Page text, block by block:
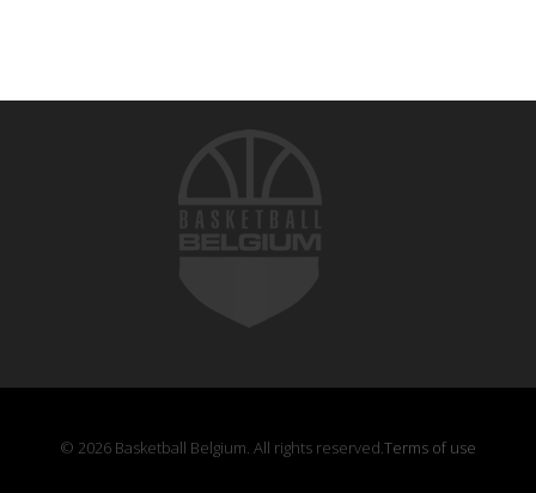
© 2026 Basketball Belgium. All rights reserved.Terms of use